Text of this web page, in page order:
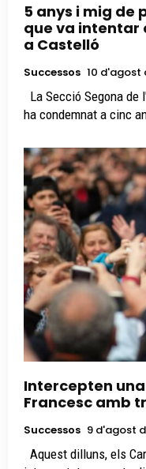
5 anys i mig de
que va intentar
a Castelló
Successos 10 d'agost
ha condemnat a cinc
Intercepten
Francesc amb
Successos 9 d'agost